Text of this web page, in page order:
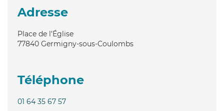
Adresse
Place de l'Église
77840 Germigny-sous-Coulombs
Téléphone
01 64 35 67 57